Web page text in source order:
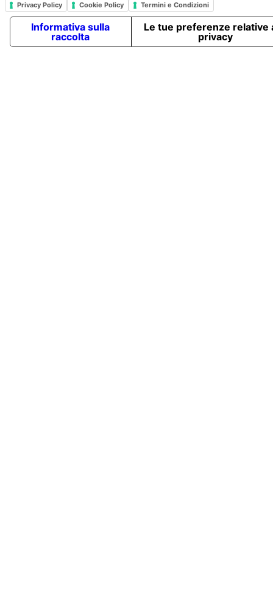
Privacy Policy Cookie Policy Termini e Condizioni
Informativa sulla
raccolta
Le tue preferenze relative
privacy